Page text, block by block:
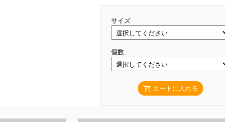
サイズ
個数
カートに入れる